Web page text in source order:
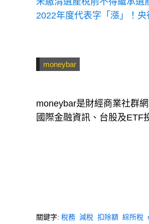
2022年度代表字「漲」！
moneybar
moneybar是財經商業社群
國際金融資訊、台股及ETF
關鍵字: 稅務 減稅 扣除額 綜所稅